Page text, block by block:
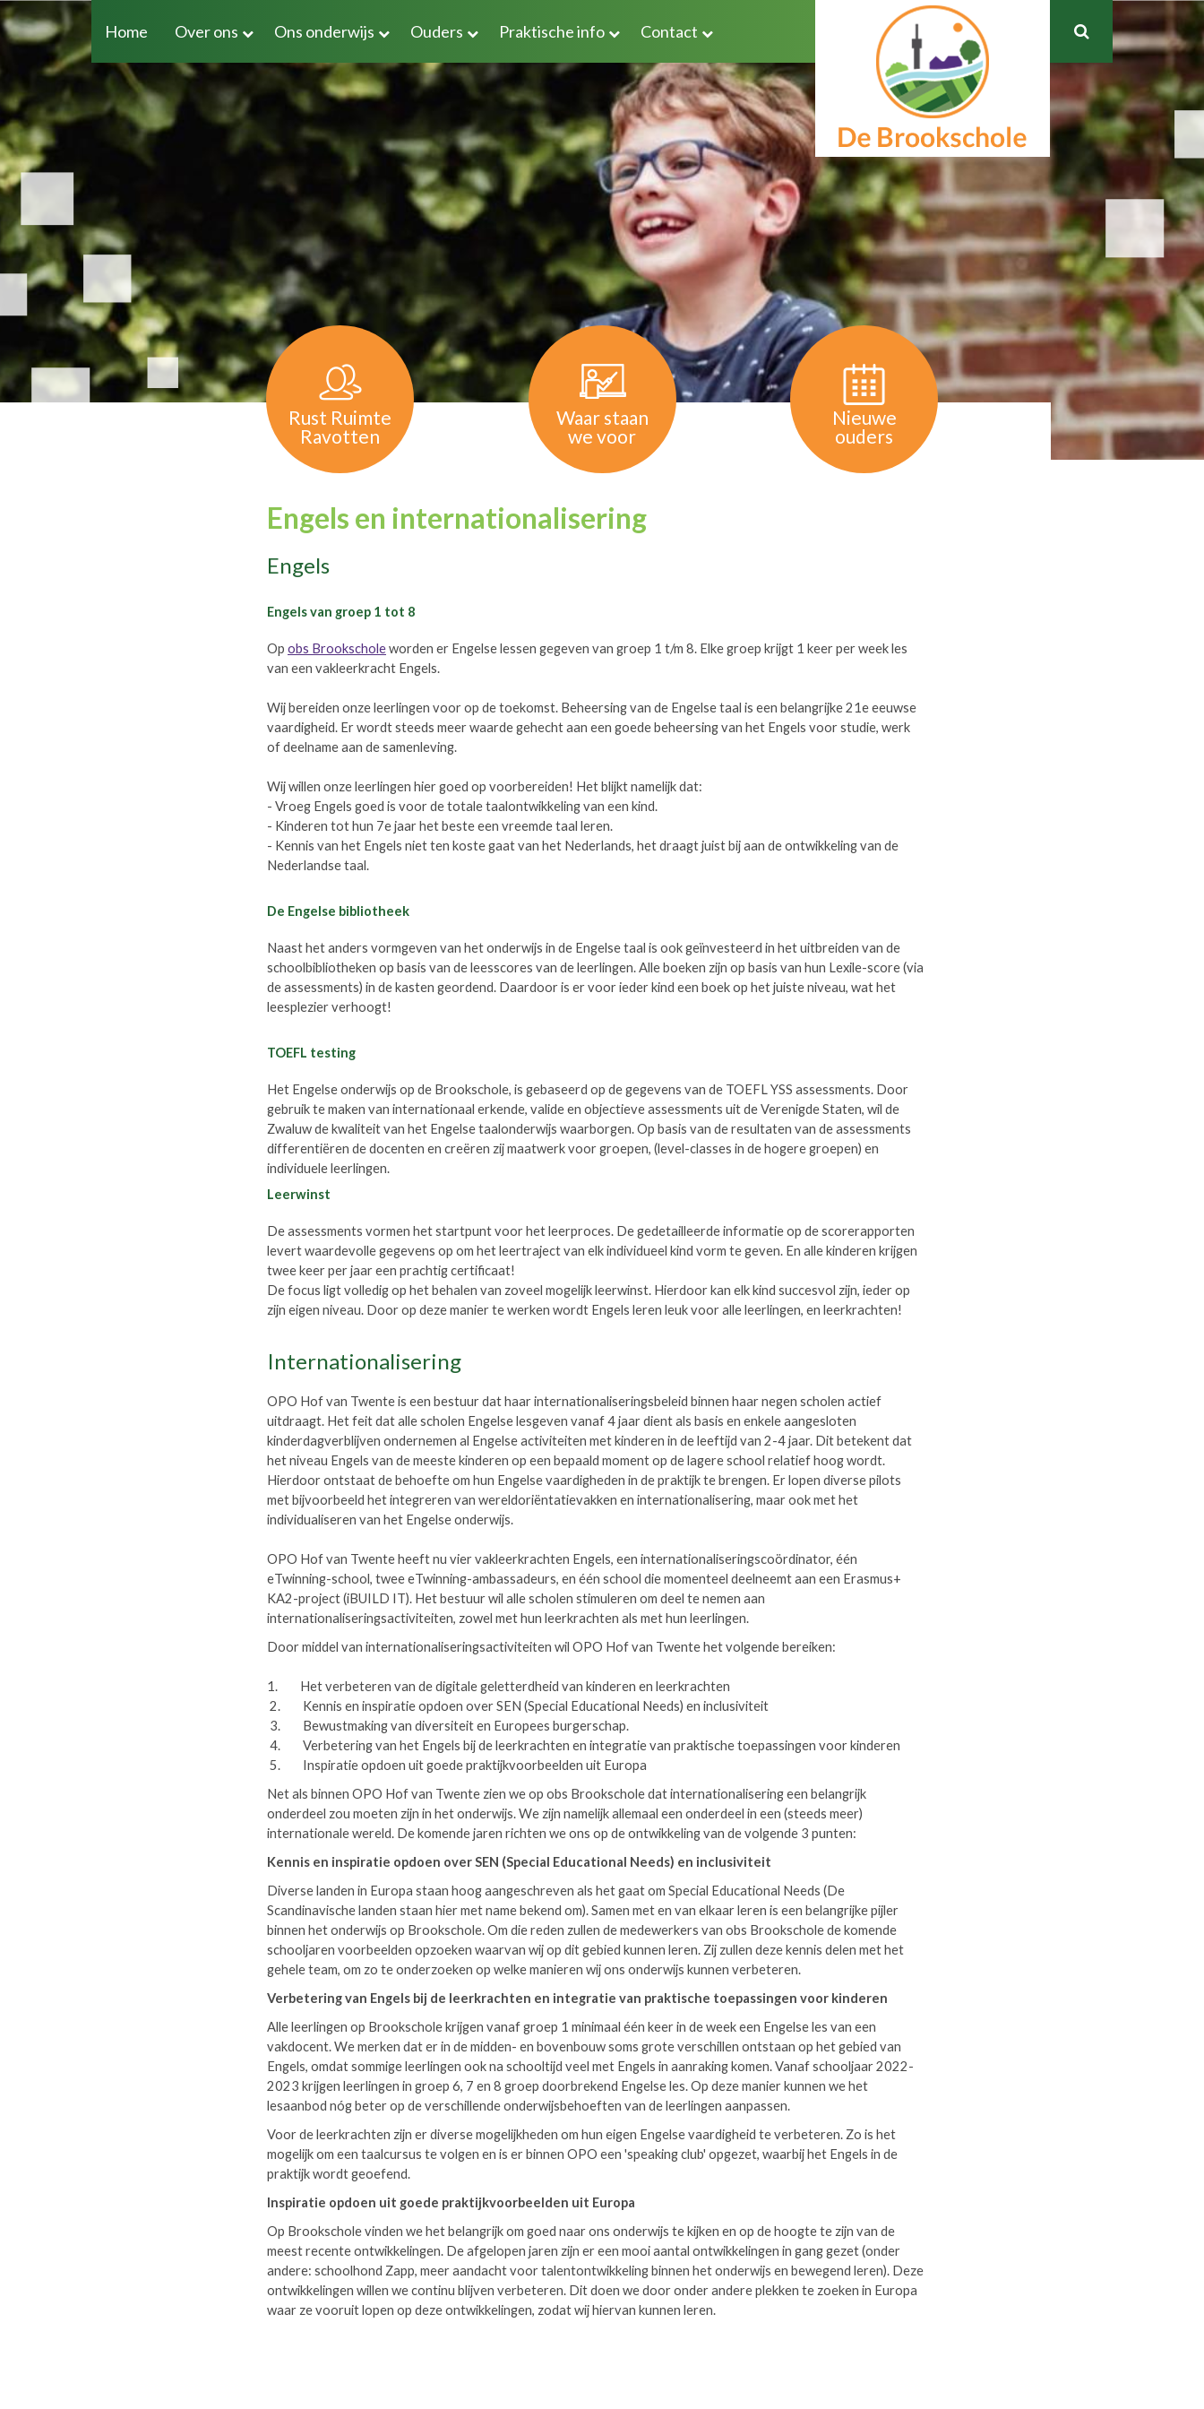
Home Over ons Ons onderwijs Ouders Praktische info Contact
Rust Ruimte
Ravotten
Waar staan
we voor
Nieuwe
ouders
Engels en internationalisering
Engels
Engels van groep 1 tot 8
Op obs Brookscholeworden er Engelse lessen gegeven van groep 1 t/m 8. Elke groep krijgt 1 keer per week les
van een vakleerkracht Engels.
Wij bereiden onze leerlingen voor op de toekomst. Beheersing van de Engelse taal is een belangrijke 21e eeuwse
vaardigheid. Er wordt steeds meer waarde gehecht aan een goede beheersing van het Engels voor studie, werk
of deelname aan de samenleving.
Wij willen onze leerlingen hier goed op voorbereiden! Het blijkt namelijk dat:
- Vroeg Engels goed is voor de totale taalontwikkeling van een kind.
- Kinderen tot hun 7e jaar het beste een vreemde taal leren.
- Kennis van het Engels niet ten koste gaat van het Nederlands, het draagt juist bij aan de ontwikkeling van de
Nederlandse taal.
De Engelse bibliotheek
Naast het anders vormgeven van het onderwijs in de Engelse taal is ook geïnvesteerd in het uitbreiden van de
schoolbibliotheken op basis van de leesscores van de leerlingen. Alle boeken zijn op basis van hun Lexile-score (via
de assessments) in de kasten geordend. Daardoor is er voor ieder kind een boek op het juiste niveau, wat het
leesplezier verhoogt!
TOEFL testing
Het Engelse onderwijs op de Brookschole, is gebaseerd op de gegevens van de TOEFL YSS assessments. Door
gebruik te maken van internationaal erkende, valide en objectieve assessments uit de Verenigde Staten, wil de
Zwaluw de kwaliteit van het Engelse taalonderwijs waarborgen. Op basis van de resultaten van de assessments
differentiëren de docenten en creëren zij maatwerk voor groepen, (level-classes in de hogere groepen) en
individuele leerlingen.
Leerwinst
De assessments vormen het startpunt voor het leerproces. De gedetailleerde informatie op de scorerapporten
levert waardevolle gegevens op om het leertraject van elk individueel kind vorm te geven. En alle kinderen krijgen
twee keer per jaar een prachtig certificaat!
De focus ligt volledig op het behalen van zoveel mogelijk leerwinst. Hierdoor kan elk kind succesvol zijn, ieder op
zijn eigen niveau. Door op deze manier te werken wordt Engels leren leuk voor alle leerlingen, en leerkrachten!
Internationalisering
OPO Hof van Twente is een bestuur dat haar internationaliseringsbeleid binnen haar negen scholen actief
uitdraagt. Het feit dat alle scholen Engelse lesgeven vanaf 4 jaar dient als basis en enkele aangesloten
kinderdagverblijven ondernemen al Engelse activiteiten met kinderen in de leeftijd van 2-4 jaar. Dit betekent dat
het niveau Engels van de meeste kinderen op een bepaald moment op de lagere school relatief hoog wordt.
Hierdoor ontstaat de behoefte om hun Engelse vaardigheden in de praktijk te brengen. Er lopen diverse pilots
met bijvoorbeeld het integreren van wereldoriëntatievakken en internationalisering, maar ook met het
individualiseren van het Engelse onderwijs.
OPO Hof van Twente heeft nu vier vakleerkrachten Engels, een internationaliseringscoördinator, één
eTwinning-school, twee eTwinning-ambassadeurs, en één school die momenteel deelneemt aan een Erasmus+
KA2-project (iBUILD IT). Het bestuur wil alle scholen stimuleren om deel te nemen aan
internationaliseringsactiviteiten, zowel met hun leerkrachten als met hun leerlingen.
Door middel van internationaliseringsactiviteiten wil OPO Hof van Twente het volgende bereiken:
1. Het verbeteren van de digitale geletterdheid van kinderen en leerkrachten
2. Kennis en inspiratie opdoen over SEN (Special Educational Needs) en inclusiviteit
3. Bewustmaking van diversiteit en Europees burgerschap.
4. Verbetering van het Engels bij de leerkrachten en integratie van praktische toepassingen voor kinderen
5. Inspiratie opdoen uit goede praktijkvoorbeelden uit Europa
Net als binnen OPO Hof van Twente zien we op obs Brookschole dat internationalisering een belangrijk
onderdeel zou moeten zijn in het onderwijs. We zijn namelijk allemaal een onderdeel in een (steeds meer)
internationale wereld. De komende jaren richten we ons op de ontwikkeling van de volgende 3 punten:
Kennis en inspiratie opdoen over SEN (Special Educational Needs) en inclusiviteit
Diverse landen in Europa staan hoog aangeschreven als het gaat om Special Educational Needs (De
Scandinavische landen staan hier met name bekend om). Samen met en van elkaar leren is een belangrijke pijler
binnen het onderwijs op Brookschole. Om die reden zullen de medewerkers van obs Brookschole de komende
schooljaren voorbeelden opzoeken waarvan wij op dit gebied kunnen leren. Zij zullen deze kennis delen met het
gehele team, om zo te onderzoeken op welke manieren wij ons onderwijs kunnen verbeteren.
Verbetering van Engels bij de leerkrachten en integratie van praktische toepassingen voor kinderen
Alle leerlingen op Brookschole krijgen vanaf groep 1 minimaal één keer in de week een Engelse les van een
vakdocent. We merken dat er in de midden- en bovenbouw soms grote verschillen ontstaan op het gebied van
Engels, omdat sommige leerlingen ook na schooltijd veel met Engels in aanraking komen. Vanaf schooljaar 2022-
2023 krijgen leerlingen in groep 6, 7 en 8 groep doorbrekend Engelse les. Op deze manier kunnen we het
lesaanbod nóg beter op de verschillende onderwijsbehoeften van de leerlingen aanpassen.
Voor de leerkrachten zijn er diverse mogelijkheden om hun eigen Engelse vaardigheid te verbeteren. Zo is het
mogelijk om een taalcursus te volgen en is er binnen OPO een 'speaking club' opgezet, waarbij het Engels in de
praktijk wordt geoefend.
Inspiratie opdoen uit goede praktijkvoorbeelden uit Europa
Op Brookschole vinden we het belangrijk om goed naar ons onderwijs te kijken en op de hoogte te zijn van de
meest recente ontwikkelingen. De afgelopen jaren zijn er een mooi aantal ontwikkelingen in gang gezet (onder
andere: schoolhond Zapp, meer aandacht voor talentontwikkeling binnen het onderwijs en bewegend leren). Deze
ontwikkelingen willen we continu blijven verbeteren. Dit doen we door onder andere plekken te zoeken in Europa
waar ze vooruit lopen op deze ontwikkelingen, zodat wij hiervan kunnen leren.